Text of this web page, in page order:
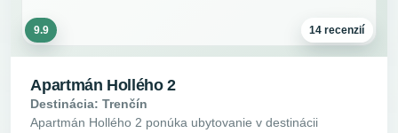
9.9 14 recenzií
Apartmán Hollého 2
Destinácia: Trenčín
Apartmán Hollého 2 ponúka ubytovanie v destinácii